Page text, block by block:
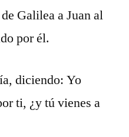
Galilea a Juan al
por él.
diciendo: Yo
ti, ¿y tú vienes a